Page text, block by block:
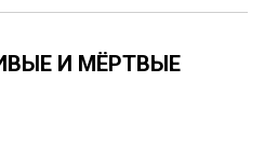
И МЁРТВЫЕ